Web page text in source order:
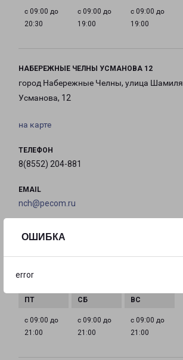
ОШИБКА
error
с 09:00 до
20:30
с 09:00 до
19:00
с 09:00 до
19:00
НАБЕРЕЖНЫЕ ЧЕЛНЫ УСМАНОВА 12
город Набережные Челны, улица Шамиля
Усманова, 12
на карте
ТЕЛЕФОН
8(8552) 204-881
EMAIL
nch@pecom.ru
с 09:00 до
21:00
с 09:00 до
21:00
с 09:00 до
21:00